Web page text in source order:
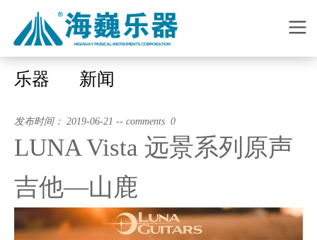
乐器 新闻
发布时间： 2019-06-21 -- comments 0
LUNA Vista 远景系列原声
吉他—山鹿